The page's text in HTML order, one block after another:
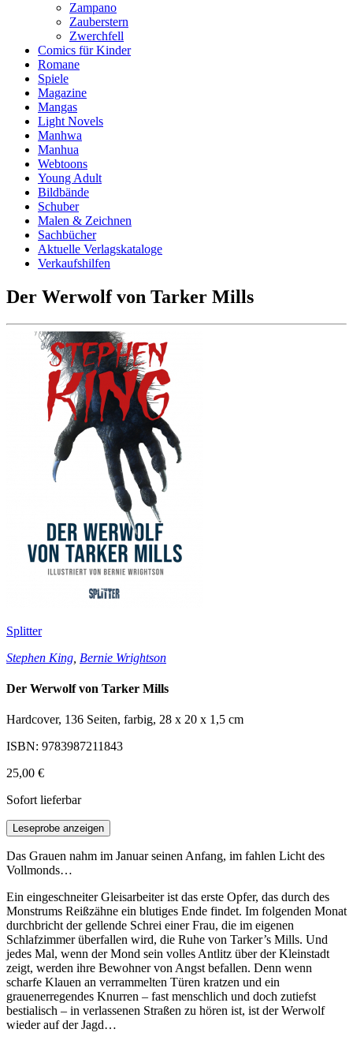
Zampano
Zauberstern
Zwerchfell
Comics für Kinder
Romane
Spiele
Magazine
Mangas
Light Novels
Manhwa
Manhua
Webtoons
Young Adult
Bildbände
Schuber
Malen & Zeichnen
Sachbücher
Aktuelle Verlagskataloge
Verkaufshilfen
Der Werwolf von Tarker Mills
Splitter
Stephen King Bernie Wrightson
Der Werwolf von Tarker Mills
Hardcover, 136 Seiten, farbig, 28 x 20 x 1,5 cm
ISBN: 9783987211843
25,00 €
Sofort lieferbar
Leseprobe anzeigen
Das Grauen nahm im Januar seinen Anfang, im fahlen Licht des
Vollmonds…
Ein eingeschneiter Gleisarbeiter ist das erste Opfer, das durch des
Monstrums Reißzähne ein blutiges Ende findet. Im folgenden Monat
durchbricht der gellende Schrei einer Frau, die im eigenen
Schlafzimmer überfallen wird, die Ruhe von Tarker’s Mills. Und
jedes Mal, wenn der Mond sein volles Antlitz über der Kleinstadt
zeigt, werden ihre Bewohner von Angst befallen. Denn wenn
scharfe Klauen an verrammelten Türen kratzen und ein
grauenerregendes Knurren – fast menschlich und doch zutiefst
bestialisch – in verlassenen Straßen zu hören ist, ist der Werwolf
wieder auf der Jagd…